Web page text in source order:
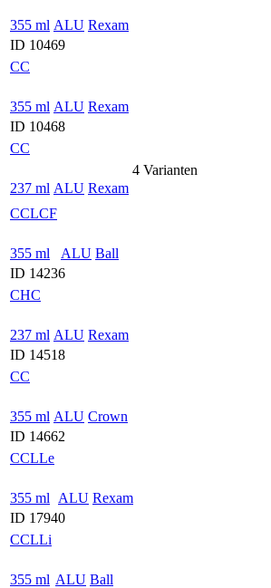
355 ml ALU Rexam
ID 10469
CC
355 ml ALU Rexam
ID 10468
CC
4 Varianten
237 ml ALU Rexam
CCLCF
355 ml ALU Ball
ID 14236
CHC
237 ml ALU Rexam
ID 14518
CC
355 ml ALU Crown
ID 14662
CCLLe
355 ml ALU Rexam
ID 17940
CCLLi
355 ml ALU Ball